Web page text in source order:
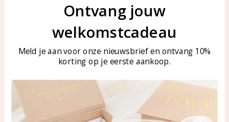
Veelgestelde vragen
Sieraden onderhouden
KAYA Sieraden
Bellen of WhatsApp Ma-Vr
Tel: 0850003187
WhatsApp: 0850003187
klantenservice@kayasierade
Ontvang jouw
welkomstcadeau
Meld je aan voor onze nieuwsbrief en ontvang 10%
korting op je eerste aankoop.